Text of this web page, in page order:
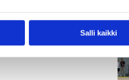
Salli kaikki